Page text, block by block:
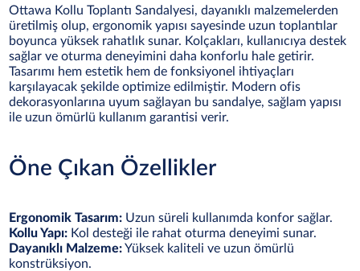
Ottawa Kollu Toplantı Sandalyesi, dayanıklı malzemelerden
üretilmiş olup, ergonomik yapısı sayesinde uzun toplantılar
boyunca yüksek rahatlık sunar. Kolçakları, kullanıcıya destek
sağlar ve oturma deneyimini daha konforlu hale getirir.
Tasarımı hem estetik hem de fonksiyonel ihtiyaçları
karşılayacak şekilde optimize edilmiştir. Modern ofis
dekorasyonlarına uyum sağlayan bu sandalye, sağlam yapısı
ile uzun ömürlü kullanım garantisi verir.
Öne Çıkan Özellikler
Ergonomik Tasarım: Uzun süreli kullanımda konfor sağlar.
Kollu Yapı: Kol desteği ile rahat oturma deneyimi sunar.
Dayanıklı Malzeme:Yüksek kaliteli ve uzun ömürlü
konstrüksiyon.